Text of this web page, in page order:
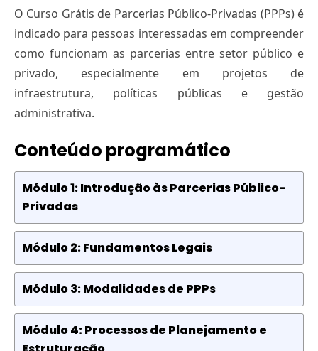
O Curso Grátis de Parcerias Público-Privadas (PPPs) é
indicado para pessoas interessadas em compreender
como funcionam as parcerias entre setor público e
privado, especialmente em projetos de
infraestrutura, políticas públicas e gestão
administrativa.
Conteúdo programático
Módulo 1: Introdução às Parcerias Público-
Privadas
Módulo 2: Fundamentos Legais
Módulo 3: Modalidades de PPPs
Módulo 4: Processos de Planejamento e